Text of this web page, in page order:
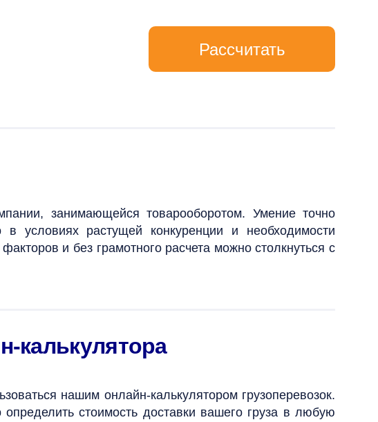
занимающейся товарооборотом. Умение точно
в условиях растущей конкуренции и необходимости
и без грамотного расчета можно столкнуться с
калькулятора
нашим онлайн-калькулятором грузоперевозок.
стоимость доставки вашего груза в любую
Рассчитать